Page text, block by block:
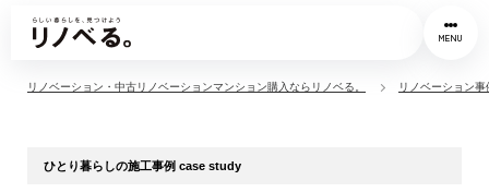
MENU
リノベーション・中古リノベーションマンション購入ならリノベる。 リノベーション事
ひとり暮らしの施工事例 case study